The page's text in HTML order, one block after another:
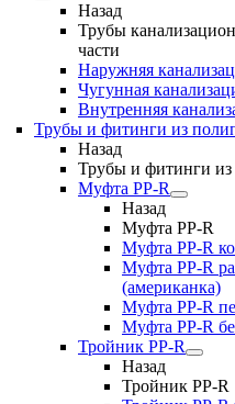
Назад
Трубы
части
Наружняя
Чугунная
Внутренняя
Трубы и фитинги из
Назад
Трубы и фитинги
Муфта PP-R
Назад
Муфта PP-R
Муфта РР-R
Муфта РР-R
(американка)
Муфта РР-R
Муфта РР-R
Тройник PP-R
Назад
Тройник PP-R